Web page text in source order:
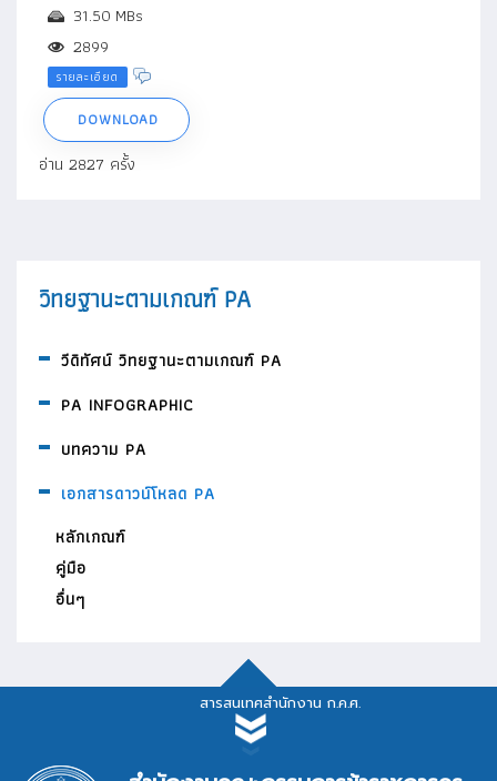
31.50 MBs
2899
รายละเอียด
DOWNLOAD
อ่าน 2827 ครั้ง
วิทยฐานะตามเกณฑ์ PA
วีดิทัศน์ วิทยฐานะตามเกณฑ์ PA
PA INFOGRAPHIC
บทความ PA
เอกสารดาวน์โหลด PA
หลักเกณฑ์
คู่มือ
อื่นๆ
สารสนเทศสำนักงาน ก.ค.ศ.